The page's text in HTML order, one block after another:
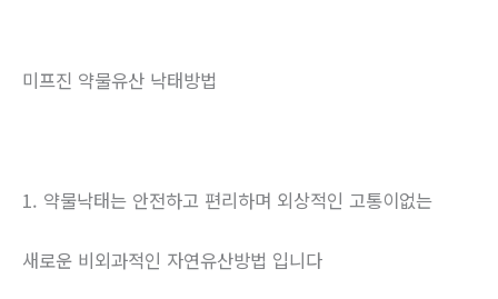
미프진 약물유산 낙태방법
1. 약물낙태는 안전하고 편리하며 외상적인 고통이없는
새로운 비외과적인 자연유산방법 입니다